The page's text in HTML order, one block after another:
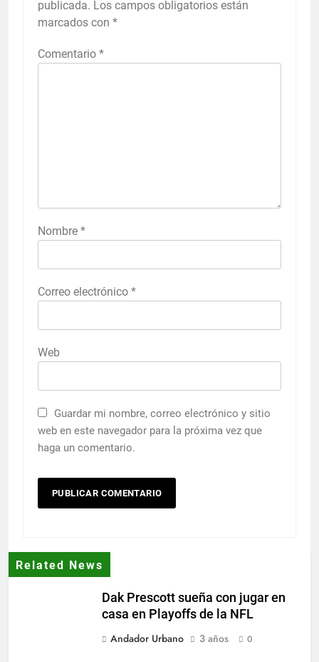
publicada. Los campos obligatorios están
marcados con *
Comentario *
Nombre *
Correo electrónico *
Web
Guardar mi nombre, correo electrónico y sitio
web en este navegador para la próxima vez que
haga un comentario.
Related News
Dak Prescott sueña con jugar en
casa en Playoffs de la NFL
Andador Urbano
3 años 0